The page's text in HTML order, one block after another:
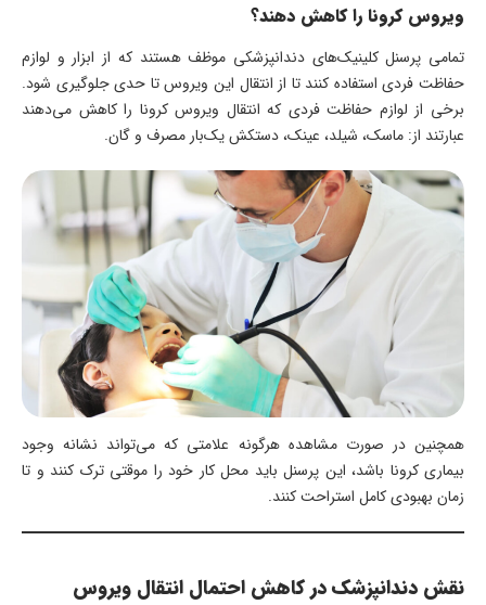
ویروس کرونا را کاهش دهند؟
تمامی پرسنل کلینیک‌های دندانپزشکی موظف هستند که از ابزار و لوازم
حفاظت فردی استفاده کنند تا از انتقال این ویروس تا حدی جلوگیری شود.
برخی از لوازم حفاظت فردی که انتقال ویروس کرونا را کاهش می‌دهند
عبارتند از: ماسک، شیلد، عینک، دستکش یک‌بار مصرف و گان.
همچنین در صورت مشاهده هرگونه علامتی که می‌تواند نشانه وجود
بیماری کرونا باشد، این پرسنل باید محل کار خود را موقتی ترک کنند و تا
زمان بهبودی کامل استراحت کنند.
نقش دندانپزشک در کاهش احتمال انتقال ویروس